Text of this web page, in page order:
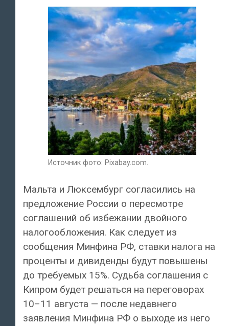
Источник фото: Pixabay.com.
Мальта и Люксембург согласились на
предложение России о пересмотре
соглашений об избежании двойного
налогообложения. Как следует из
сообщения Минфина РФ, ставки налога на
проценты и дивиденды будут повышены
до требуемых 15%. Судьба соглашения с
Кипром будет решаться на переговорах
10–11 августа — после недавнего
заявления Минфина РФ о выходе из него